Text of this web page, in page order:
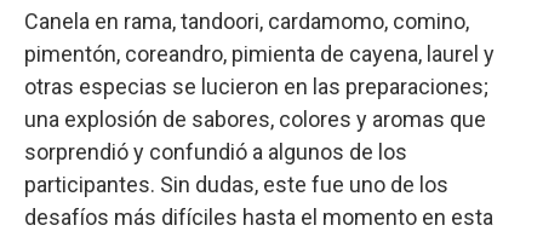
Canela en rama, tandoori, cardamomo, comino,
pimentón, coreandro, pimienta de cayena, laurel y
otras especias se lucieron en las preparaciones;
una explosión de sabores, colores y aromas que
sorprendió y confundió a algunos de los
participantes. Sin dudas, este fue uno de los
desafíos más difíciles hasta el momento en esta